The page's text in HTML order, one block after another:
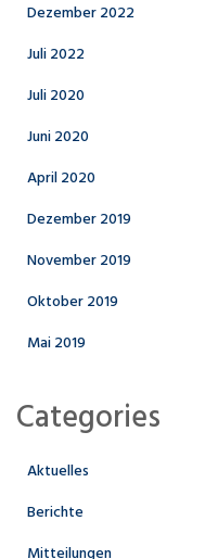
Dezember 2022
Juli 2022
Juli 2020
Juni 2020
April 2020
Dezember 2019
November 2019
Oktober 2019
Mai 2019
Categories
Aktuelles
Berichte